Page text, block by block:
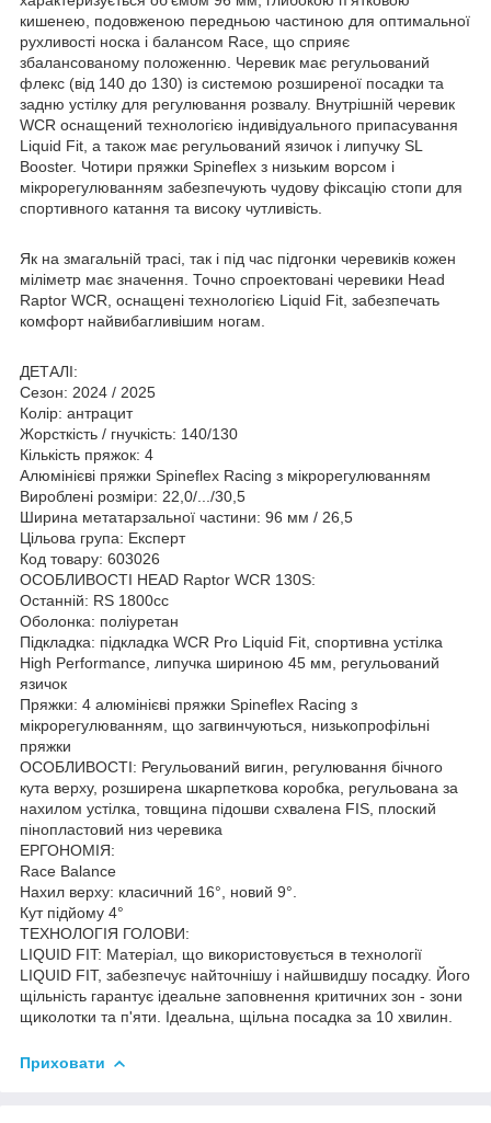
кишенею, подовженою передньою частиною для оптимальної
рухливості носка і балансом Race, що сприяє
збалансованому положенню. Черевик має регульований
флекс (від 140 до 130) із системою розширеної посадки та
задню устілку для регулювання розвалу. Внутрішній черевик
WCR оснащений технологією індивідуального припасування
Liquid Fit, а також має регульований язичок і липучку SL
Booster. Чотири пряжки Spineflex з низьким ворсом і
мікрорегулюванням забезпечують чудову фіксацію стопи для
спортивного катання та високу чутливість.
Як на змагальній трасі, так і під час підгонки черевиків кожен
міліметр має значення. Точно спроектовані черевики Head
Raptor WCR, оснащені технологією Liquid Fit, забезпечать
комфорт найвибагливішим ногам.
ДЕТАЛІ:
Сезон: 2024 / 2025
Колір: антрацит
Жорсткість / гнучкість: 140/130
Кількість пряжок: 4
Алюмінієві пряжки Spineflex Racing з мікрорегулюванням
Вироблені розміри: 22,0/.../30,5
Ширина метатарзальної частини: 96 мм / 26,5
Цільова група: Експерт
Код товару: 603026
ОСОБЛИВОСТІ HEAD Raptor WCR 130S:
Останній: RS 1800cc
Оболонка: поліуретан
Підкладка: підкладка WCR Pro Liquid Fit, спортивна устілка
High Performance, липучка шириною 45 мм, регульований
язичок
Пряжки: 4 алюмінієві пряжки Spineflex Racing з
мікрорегулюванням, що загвинчуються, низькопрофільні
пряжки
ОСОБЛИВОСТІ: Регульований вигин, регулювання бічного
кута верху, розширена шкарпеткова коробка, регульована за
нахилом устілка, товщина підошви схвалена FIS, плоский
пінопластовий низ черевика
ЕРГОНОМІЯ:
Race Balance
Нахил верху: класичний 16°, новий 9°.
Кут підйому 4°
ТЕХНОЛОГІЯ ГОЛОВИ:
LIQUID FIT: Матеріал, що використовується в технології
LIQUID FIT, забезпечує найточнішу і найшвидшу посадку. Його
щільність гарантує ідеальне заповнення критичних зон - зони
щиколотки та п'яти. Ідеальна, щільна посадка за 10 хвилин.
Приховати